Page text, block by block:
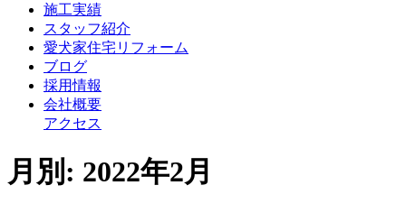
施工実績
スタッフ紹介
愛犬家住宅リフォーム
ブログ
採用情報
会社概要
アクセス
月別: 2022年2月